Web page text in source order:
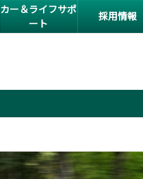
カー＆ライフサポ
ート
採用情報